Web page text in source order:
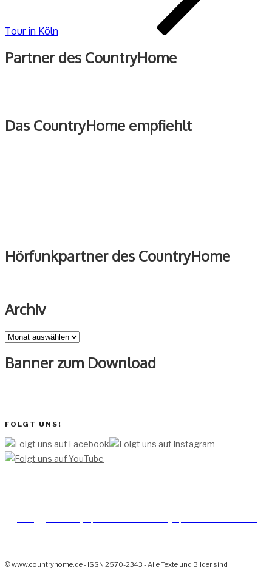
Tour in Köln
Partner des CountryHome
Das CountryHome empfiehlt
Hörfunkpartner des CountryHome
Archiv
Archiv
Banner zum Download
FOLGT UNS!
© www.countryhome.de - ISSN 2570-2343 - Alle Texte und Bilder sind